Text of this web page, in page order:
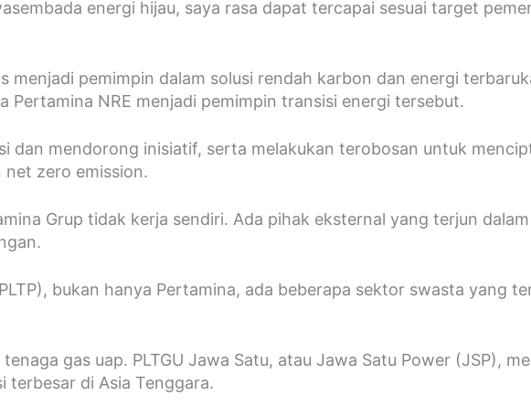
energi hijau, saya rasa dapat tercapai sesuai target
menjadi pemimpin dalam solusi rendah karbon dan energi
Pertamina NRE menjadi pemimpin transisi energi tersebut.
dan mendorong inisiatif, serta melakukan terobosan untuk
net zero emission.
Grup tidak kerja sendiri. Ada pihak eksternal yang terjun
bukan hanya Pertamina, ada beberapa sektor swasta yang
gas uap. PLTGU Jawa Satu, atau Jawa Satu Power (JSP),
di Asia Tenggara.